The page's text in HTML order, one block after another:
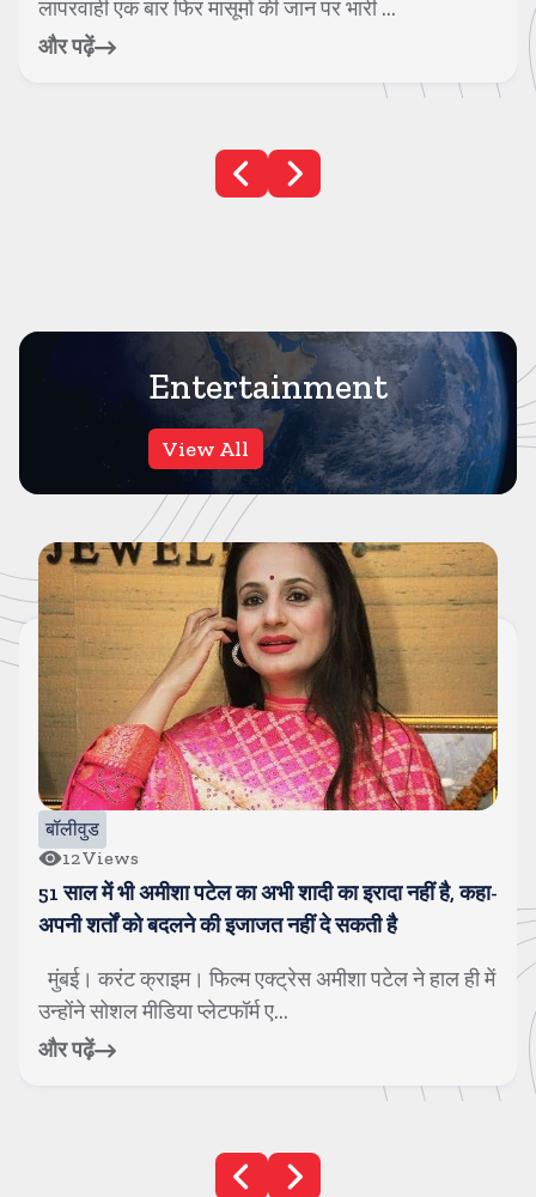
बारिश के बीच पुरानी और जर्जर इमारतें ...
और पढ़ें
Entertainment
View All
बॉलीवुड
11Views
प्रदीप रावत के बेटे ने बताया दर्द, कहा-पापा की बीमारी ठीक होने
के बजाय बढ़ती गई
मुंबई। करंट क्राइम। गजनी फेम एक्टर प्रदीप रावत अब हमारे
बीच नहीं रहे। 74 साल की उम्र में वो क...
और पढ़ें